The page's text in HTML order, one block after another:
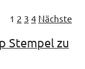
1 2 3 4 Nächste
Stempel zu